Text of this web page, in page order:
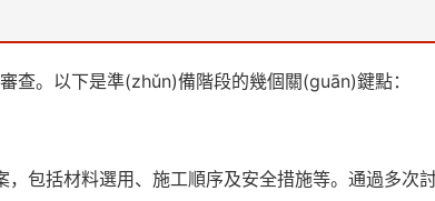
。以下是準(zhǔn)備階段的幾個關(guān)鍵點：
包括材料選用、施工順序及安全措施等。通過多次